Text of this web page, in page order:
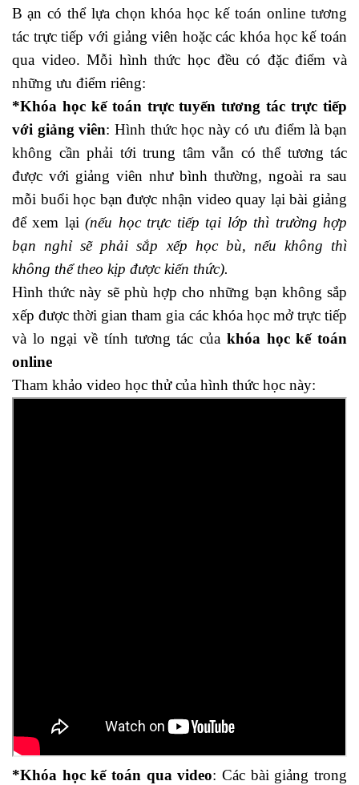
B ạn có thể lựa chọn khóa học kế toán online tương
tác trực tiếp với giảng viên hoặc các khóa học kế toán
qua video. Mỗi hình thức học đều có đặc điểm và
những ưu điểm riêng:
*Khóa học kế toán trực tuyến tương tác trực tiếp
với giảng viên: Hình thức học này có ưu điểm là bạn
không cần phải tới trung tâm vẫn có thể tương tác
được với giảng viên như bình thường, ngoài ra sau
mỗi buổi học bạn được nhận video quay lại bài giảng
để xem lại(nếu học trực tiếp tại lớp thì trường hợp
bạn nghỉ sẽ phải sắp xếp học bù, nếu không thì
không thể theo kịp được kiến thức).
Hình thức này sẽ phù hợp cho những bạn không sắp
xếp được thời gian tham gia các khóa học mở trực tiếp
và lo ngại về tính tương tác của khóa học kế toán
online
Tham khảo video học thử của hình thức học này:
*Khóa học kế toán qua video: Các bài giảng trong